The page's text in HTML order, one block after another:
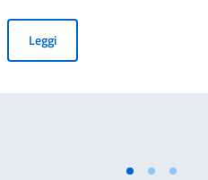
LeggiCongratulazioni ai giovani